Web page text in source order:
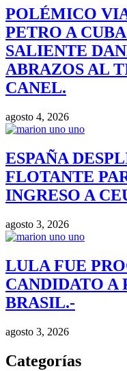
POLÉMICO
PETRO A
SALIENTE
ABRAZOS AL
CANEL.
agosto 4, 2026
ESPAÑA
FLOTANTE
INGRESO A
agosto 3, 2026
LULA FUE
CANDIDATO A
BRASIL.-
agosto 3, 2026
Categorías